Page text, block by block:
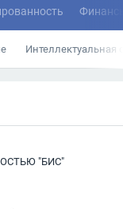
Интеллектуальная
"БИС"